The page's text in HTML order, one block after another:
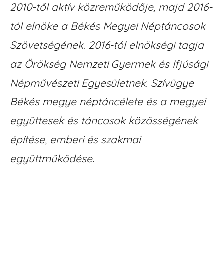
2010-től aktív közreműködője, majd 2016-
tól elnöke a Békés Megyei Néptáncosok
Szövetségének. 2016-tól elnökségi tagja
az Örökség Nemzeti Gyermek és Ifjúsági
Népművészeti Egyesületnek. Szívügye
Békés megye néptáncélete és a megyei
együttesek és táncosok közösségének
építése, emberi és szakmai
együttműködése.